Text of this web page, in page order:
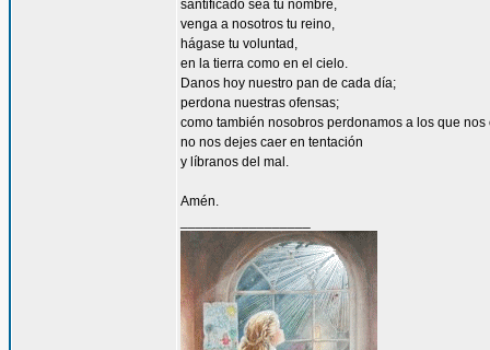
santificado sea tu nombre,
venga a nosotros tu reino,
hágase tu voluntad,
en la tierra como en el cielo.
Danos hoy nuestro pan de cada día;
perdona nuestras ofensas;
como también nosobros perdonamos a los que nos
no nos dejes caer en tentación
y líbranos del mal.
Amén.